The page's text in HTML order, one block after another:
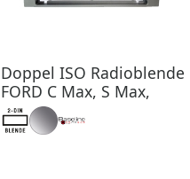
Doppel ISO Radioblende
FORD C Max, S Max,
Focus